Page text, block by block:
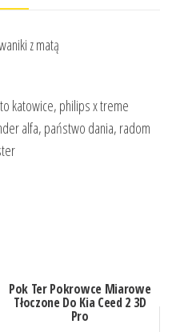
z matą
katowice, philips x treme
alfa, państwo dania, radom
Pok Ter Pokrowce Miarowe
Tłoczone Do Kia Ceed 2 3D
Pro